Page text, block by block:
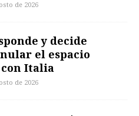
de 2026
y decide
el espacio
Italia
de 2026